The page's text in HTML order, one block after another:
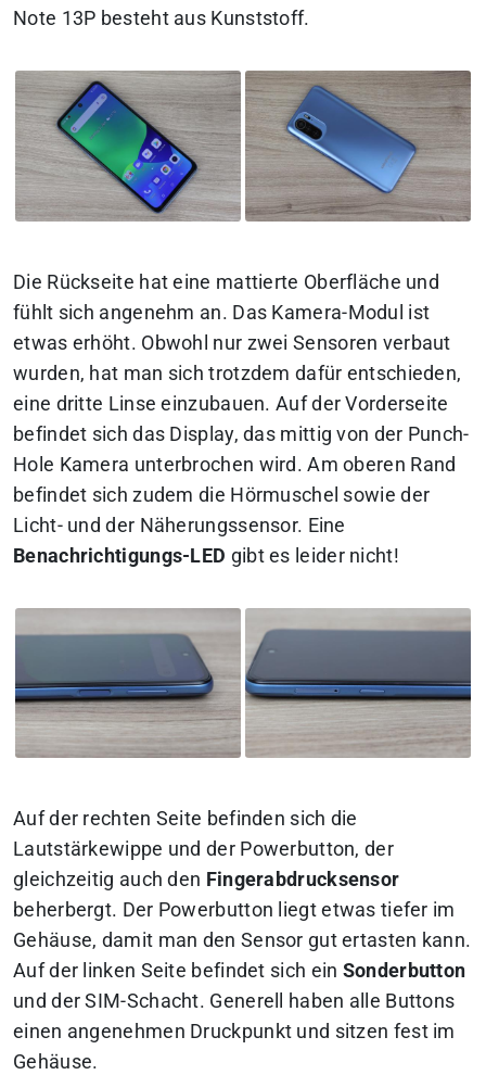
Note 13P besteht aus Kunststoff.
Die Rückseite hat eine mattierte Oberfläche und
fühlt sich angenehm an. Das Kamera-Modul ist
etwas erhöht. Obwohl nur zwei Sensoren verbaut
wurden, hat man sich trotzdem dafür entschieden,
eine dritte Linse einzubauen. Auf der Vorderseite
befindet sich das Display, das mittig von der Punch-
Hole Kamera unterbrochen wird. Am oberen Rand
befindet sich zudem die Hörmuschel sowie der
Licht- und der Näherungssensor. Eine
Benachrichtigungs-LED gibt es leider nicht!
Auf der rechten Seite befinden sich die
Lautstärkewippe und der Powerbutton, der
gleichzeitig auch den Fingerabdrucksensor
beherbergt. Der Powerbutton liegt etwas tiefer im
Gehäuse, damit man den Sensor gut ertasten kann.
Auf der linken Seite befindet sich ein Sonderbutton
und der SIM-Schacht. Generell haben alle Buttons
einen angenehmen Druckpunkt und sitzen fest im
Gehäuse.